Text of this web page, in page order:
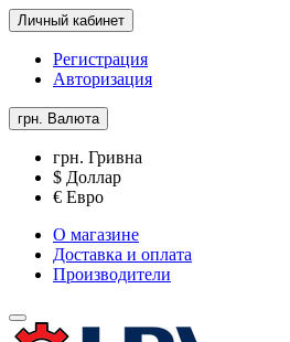
Личный кабинет
Регистрация
Авторизация
грн. Валюта
грн. Гривна
$ Доллар
€ Евро
О магазине
Доставка и оплата
Производители